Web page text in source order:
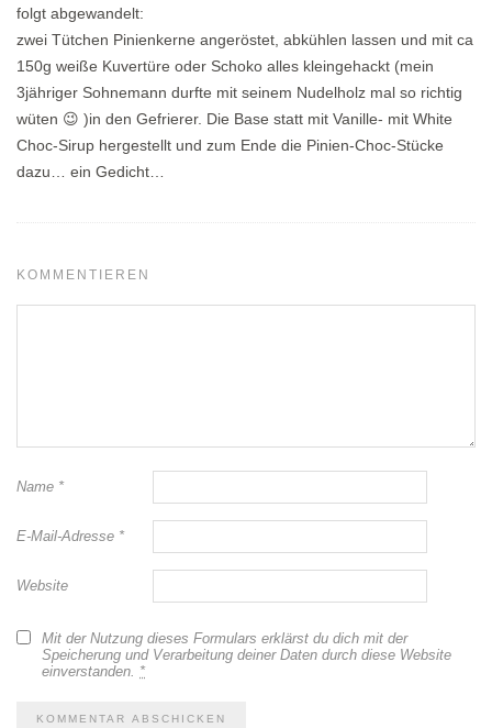
folgt abgewandelt:
zwei Tütchen Pinienkerne angeröstet, abkühlen lassen und mit ca
150g weiße Kuvertüre oder Schoko alles kleingehackt (mein
3jähriger Sohnemann durfte mit seinem Nudelholz mal so richtig
wüten 😉 )in den Gefrierer. Die Base statt mit Vanille- mit White
Choc-Sirup hergestellt und zum Ende die Pinien-Choc-Stücke
dazu… ein Gedicht…
KOMMENTIEREN
Name *
E-Mail-Adresse *
Website
Mit der Nutzung dieses Formulars erklärst du dich mit der
Speicherung und Verarbeitung deiner Daten durch diese Website
einverstanden. *